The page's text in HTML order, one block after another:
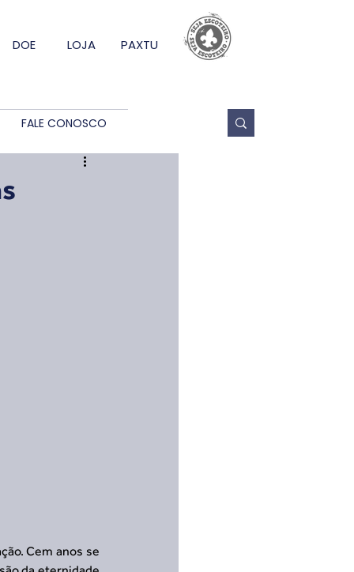
DOE LOJA PAXTU
FALE CONOSCO
Cem anos se